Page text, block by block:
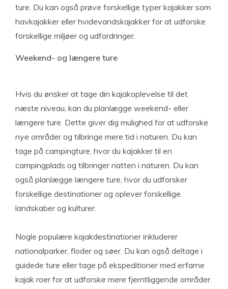
ture. Du kan også prøve forskellige typer kajakker som
havkajakker eller hvidevandskajakker for at udforske
forskellige miljøer og udfordringer.
Weekend- og længere ture
Hvis du ønsker at tage din kajakoplevelse til det
næste niveau, kan du planlægge weekend- eller
længere ture. Dette giver dig mulighed for at udforske
nye områder og tilbringe mere tid i naturen. Du kan
tage på campingture, hvor du kajakker til en
campingplads og tilbringer natten i naturen. Du kan
også planlægge længere ture, hvor du udforsker
forskellige destinationer og oplever forskellige
landskaber og kulturer.
Nogle populære kajakdestinationer inkluderer
nationalparker, floder og søer. Du kan også deltage i
guidede ture eller tage på ekspeditioner med erfarne
kajak roer for at udforske mere fjerntliggende områder.